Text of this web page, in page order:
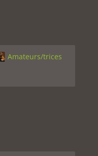
Amateurs/trices